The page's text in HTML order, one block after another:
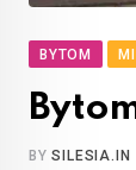
BYTOM
BYSILESIA.IN